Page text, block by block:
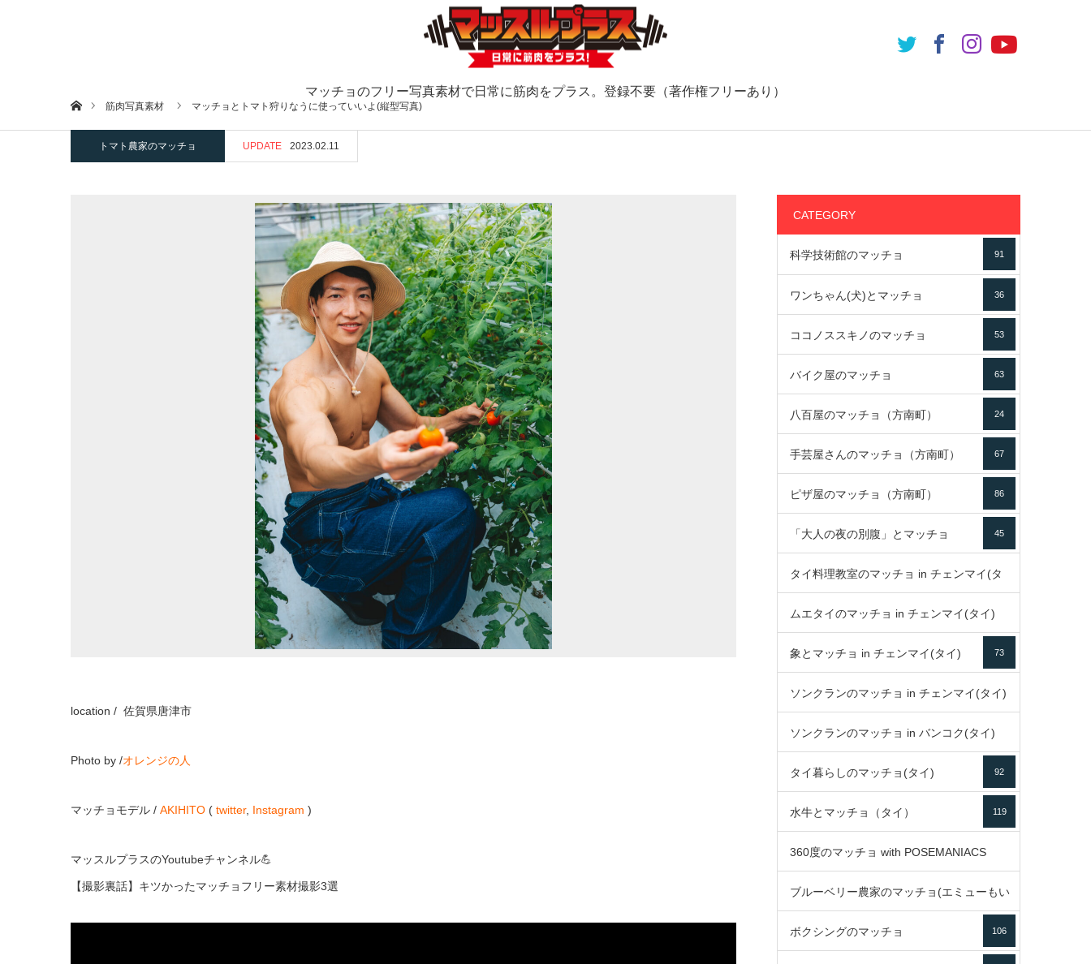
マッチョのフリー写真素材で日常に筋肉をプラス。登録不要（著作権フリーあり）
ホーム筋肉写真素材 マッチョとトマト狩りなうに使っていいよ(縦型写真)
トマト農家のマッチョ UPDATE 2023.02.11
location / 佐賀県唐津市
Photo by /オレンジの人
マッチョモデル / AKIHITO ( twitter, Instagram )
マッスルプラスのYoutubeチャンネル💪
【撮影裏話】キツかったマッチョフリー素材撮影3選
CATEGORY
科学技術館のマッチョ 91
ワンちゃん(犬)とマッチョ 36
ココノススキノのマッチョ 53
バイク屋のマッチョ 63
八百屋のマッチョ（方南町） 24
手芸屋さんのマッチョ（方南町） 67
ピザ屋のマッチョ（方南町） 86
「大人の夜の別腹」とマッチョ 45
タイ料理教室のマッチョ in チェンマイ(タ
イ)
ムエタイのマッチョ in チェンマイ(タイ)
79
象とマッチョ in チェンマイ(タイ) 73
ソンクランのマッチョ in チェンマイ(タイ)
ソンクランのマッチョ in バンコク(タイ)
85
タイ暮らしのマッチョ(タイ) 92
水牛とマッチョ（タイ） 119
360度のマッチョ with POSEMANIACS
49
ブルーベリー農家のマッチョ(エミューもい
るよ) 72
ボクシングのマッチョ 106